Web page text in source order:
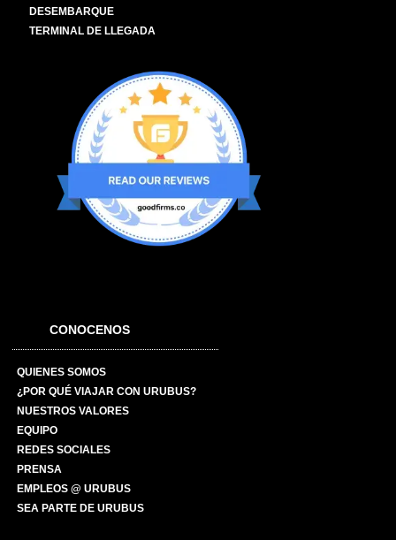
DESEMBARQUE
TERMINAL DE LLEGADA
CONOCENOS
QUIENES SOMOS
¿POR QUÉ VIAJAR CON URUBUS?
NUESTROS VALORES
EQUIPO
REDES SOCIALES
PRENSA
EMPLEOS @ URUBUS
SEA PARTE DE URUBUS